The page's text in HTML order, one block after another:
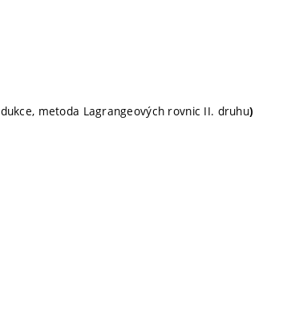
metoda Lagrangeových rovnic II. druhu)